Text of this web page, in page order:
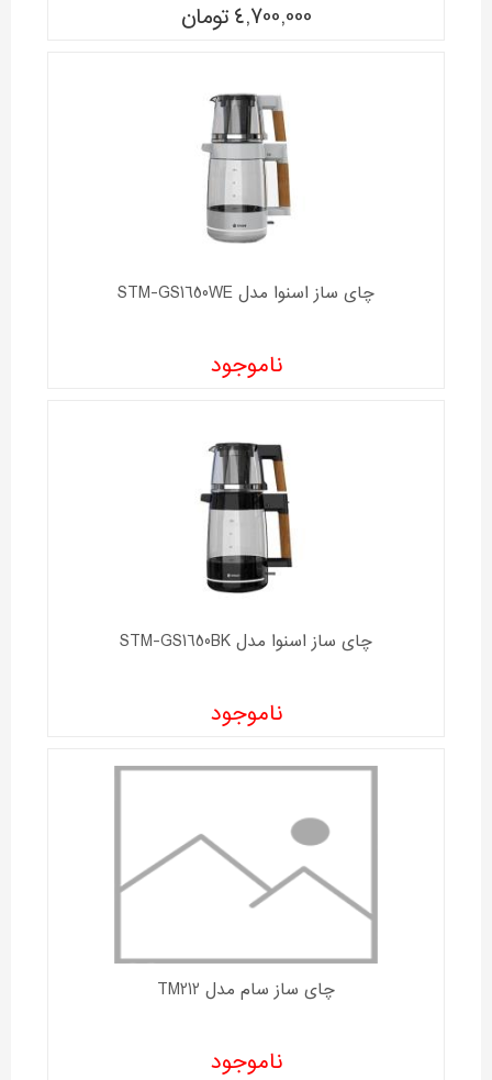
4,700,000 تومان
چای ساز اسنوا مدل STM-GS1650WE
ناموجود
چای ساز اسنوا مدل STM-GS1650BK
ناموجود
چای ساز سام مدل TM212
ناموجود